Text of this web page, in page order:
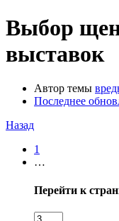
Выбор
выставок
Автор темы
Последнее
Назад
1
…
Перейти к